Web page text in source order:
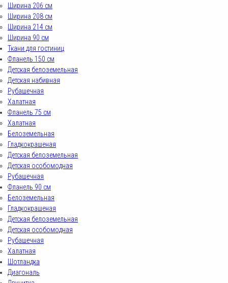
Ширина 206 см
Ширина 208 см
Ширина 214 см
Ширина 90 см
Ткани для гостиниц
Фланель 150 см
Детская белоземельная
Детская набивная
Рубашечная
Халатная
Фланель 75 см
Халатная
Белоземельная
Гладкокрашеная
Детская белоземельная
Детская особомодная
Рубашечная
Фланель 90 см
Белоземельная
Гладкокрашеная
Детская белоземельная
Детская особомодная
Рубашечная
Халатная
Шотландка
Диагональ